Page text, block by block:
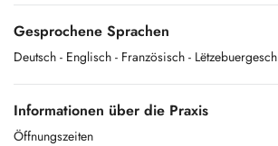
A bientôt !
www.physiocenter.lu
Gesprochene Sprachen
Deutsch - Englisch - Französisch - Lëtzebuergesch
Informationen über die Praxis
Öffnungszeiten